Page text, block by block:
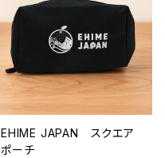
EHIME JAPAN スクエア
ポーチ